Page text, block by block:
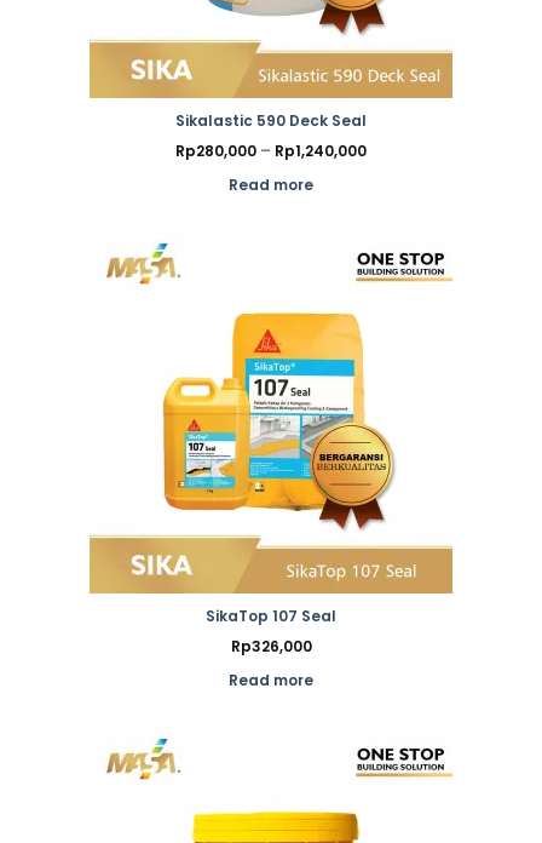
Sikalastic 590 Deck Seal
Rp280,000 – Rp1,240,000Price
Read more
SikaTop 107 Seal
Rp326,000
Read more